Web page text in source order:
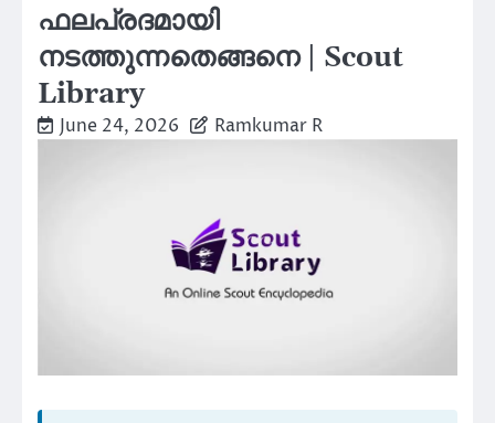
ഫലപ്രദമായി
നടത്തുന്നതെങ്ങനെ | Scout
Library
June 24, 2026 Ramkumar R